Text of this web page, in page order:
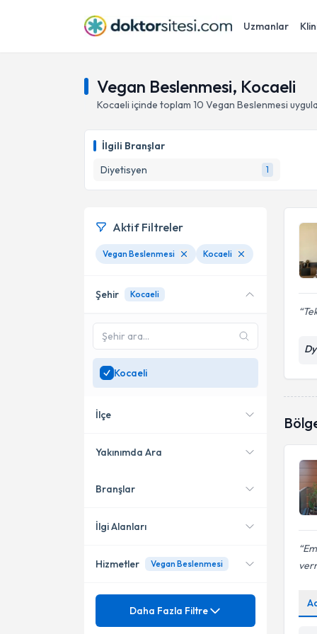
Uzmanlar
Vegan Beslenmesi, Kocaeli
Kocaeli içinde toplam 10 Vegan Beslenmesi
İlgili Branşlar
Diyetisyen
1
Aktif Filtreler
Vegan Beslenmesi Kocaeli
Şehir Kocaeli
Kocaeli
İlçe
İzmit
Yakınımda Ara
Konumuma yakın uzmanları
Branşlar
Diyetisyen
İlgi Alanları
Adölesan Çağı Beslenme
Hizmetler Vegan Beslenmesi
Mezuniyet
Daha Fazla Filtre